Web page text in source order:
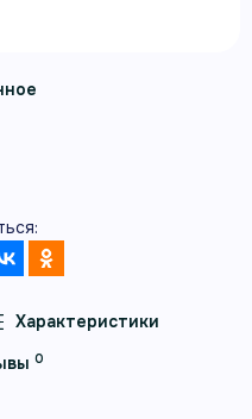
Характеристики
0